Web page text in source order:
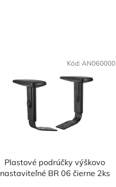
Plastové podrúčky výškovo
nastaviteľné BR 06 čierne 2ks
Kód: AN060000